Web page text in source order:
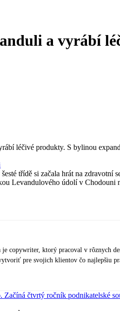
a vyrábí
léčivé produkty. S bylinou
třídě si začala hrát na
Levandulového údolí v
je copywriter, ktorý pracoval v rôznych
pre svojich klientov čo najlepšiu
čtvrtý ročník podnikatelské